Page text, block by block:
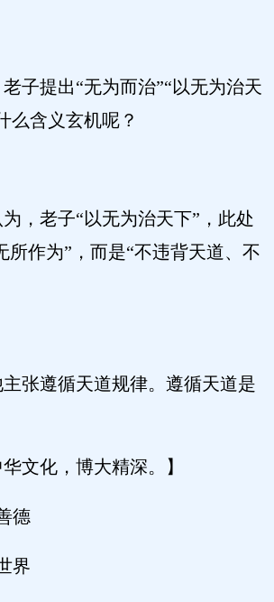
老子提出“无为而治”“以无为治天
么含义玄机呢？
，老子“以无为治天下”，此处
所作为”，而是“不违背天道、不
张遵循天道规律。遵循天道是
华文化，博大精深。】
德
界